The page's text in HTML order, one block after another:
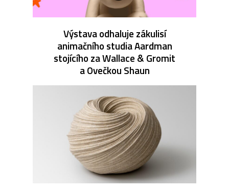
Výstava odhaluje zákulisí
animačního studia Aardman
stojícího za Wallace & Gromit
a Ovečkou Shaun